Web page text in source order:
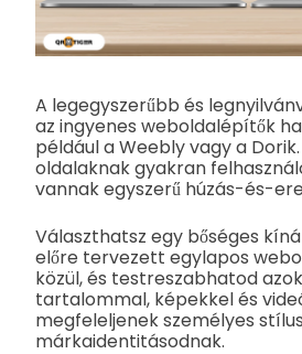
A legegyszerűbb és
az ingyenes weboldalépítők
például a Weebly vagy a
oldalaknak gyakran
vannak egyszerű húzás-és-
Választhatsz egy bőséges
előre tervezett egylapos
közül, és testreszabhatod
tartalommal, képekkel és
megfeleljenek személyes
márkaidentitásodnak.